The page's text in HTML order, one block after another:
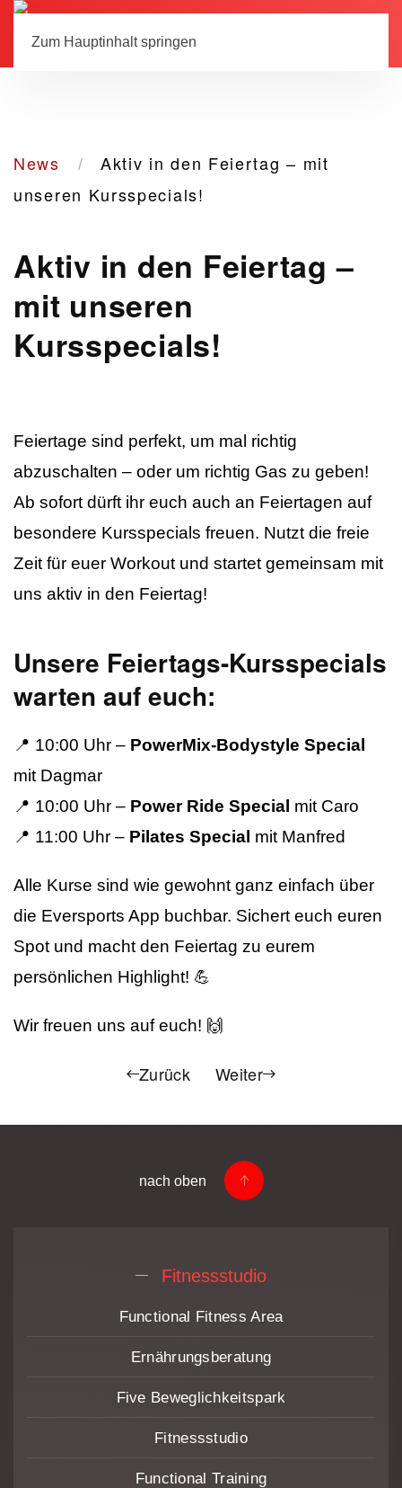
Zum Hauptinhalt springenMitglied werden
News
Aktiv in den Feiertag – mit
unseren Kursspecials!
Aktiv in den Feiertag –
mit unseren
Kursspecials!
Feiertage sind perfekt, um mal richtig
abzuschalten – oder um richtig Gas zu geben!
Ab sofort dürft ihr euch auch an Feiertagen auf
besondere Kursspecials freuen. Nutzt die freie
Zeit für euer Workout und startet gemeinsam mit
uns aktiv in den Feiertag!
Unsere Feiertags-Kursspecials
warten auf euch:
📍 10:00 Uhr – PowerMix-Bodystyle Special
mit Dagmar
📍 10:00 Uhr – Power Ride Special mit Caro
📍 11:00 Uhr – Pilates Special mit Manfred
Alle Kurse sind wie gewohnt ganz einfach über
die Eversports App buchbar. Sichert euch euren
Spot und macht den Feiertag zu eurem
persönlichen Highlight! 💪
Wir freuen uns auf euch! 🙌
Zurück Weiter
nach oben
Fitnessstudio
Functional Fitness Area
Ernährungs­beratung
Five Beweglichkeitspark
Fitnessstudio
Functional Training